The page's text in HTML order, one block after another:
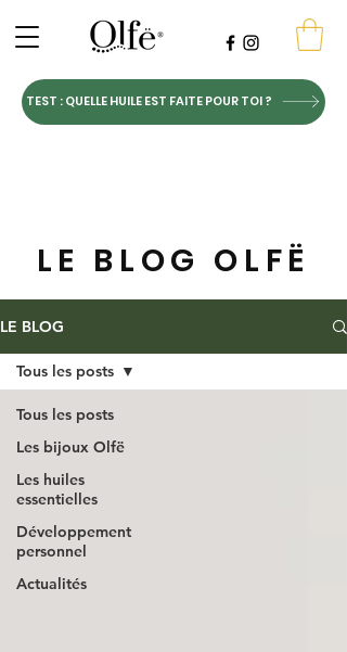
TEST : QUELLE HUILE EST FAITE POUR TOI ?
LE BLOG OLFË
LE BLOG
Tous les posts
Les bijoux Olfë
Les huiles
essentielles
Développement
personnel
Actualités
Tous les posts